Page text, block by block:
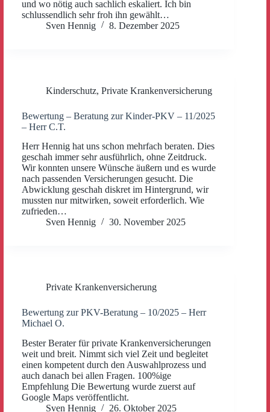
und wo nötig auch sachlich eskaliert. Ich bin
schlussendlich sehr froh ihn gewählt…
Sven Hennig
8. Dezember 2025
Kinderschutz, Private Krankenversicherung
Bewertung – Beratung zur Kinder-PKV – 11/2025
– Herr C.T.
Herr Hennig hat uns schon mehrfach beraten. Dies
geschah immer sehr ausführlich, ohne Zeitdruck.
Wir konnten unsere Wünsche äußern und es wurde
nach passenden Versicherungen gesucht. Die
Abwicklung geschah diskret im Hintergrund, wir
mussten nur mitwirken, soweit erforderlich. Wie
zufrieden…
Sven Hennig
30. November 2025
Private Krankenversicherung
Bewertung zur PKV-Beratung – 10/2025 – Herr
Michael O.
Bester Berater für private Krankenversicherungen
weit und breit. Nimmt sich viel Zeit und begleitet
einen kompetent durch den Auswahlprozess und
auch danach bei allen Fragen. 100%ige
Empfehlung Die Bewertung wurde zuerst auf
Google Maps veröffentlicht.
Sven Hennig
26. Oktober 2025